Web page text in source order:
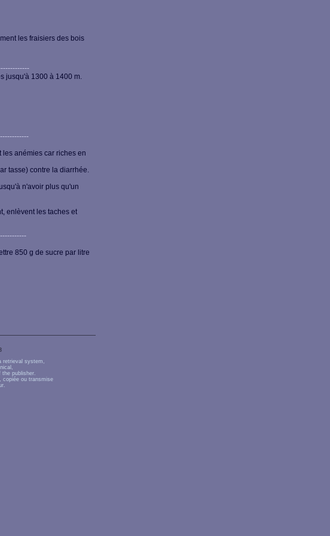
les fraisiers des bois
jusqu'à 1300 à 1400 m.
anémies car riches en
tasse) contre la diarrhée.
n'avoir plus qu'un
enlèvent les taches et
850 g de sucre par litre
retrieval system,
the publisher.
copiée ou transmise